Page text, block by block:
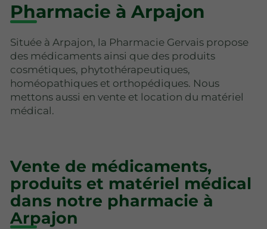
Pharmacie à Arpajon
Située à Arpajon, la Pharmacie Gervais propose
des médicaments ainsi que des produits
cosmétiques, phytothérapeutiques,
homéopathiques et orthopédiques. Nous
mettons aussi en vente et location du matériel
médical.
Vente de médicaments,
produits et matériel médical
dans notre pharmacie à
Arpajon